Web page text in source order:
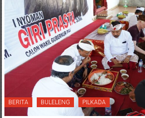
BERITA BULELENG PILKADA